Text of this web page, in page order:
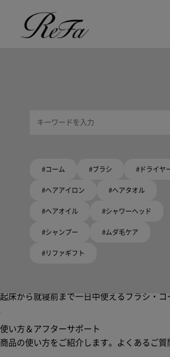
ReFa商品をご紹介します。プレゼント選び
限定ラッピングバック・ショッパーまたは
大切な人への贈り物にリファオリジナルショ
リファロゴが入った、白色のショッパーを6
期間限定で対象商品のご購入でオリジナルシ
Because ReFa | 上質な美しさを、妥協しない
高機能ドライヤー Xモデルに宿る美学。上
いい髪めざす、大人たちへ。
髪がきれいって嬉しい。「でもヘアケアは
起床から就寝前まで一日中使えるブラシ・
使い方＆アフターサポート
商品の使い方をご紹介します。よくあるご
#コーム #ブラシ #ドライヤ
#ヘアアイロン #ヘアタオル
#ヘアオイル #シャワーヘッド
#シャンプー #ムダ毛ケア
#リファギフト